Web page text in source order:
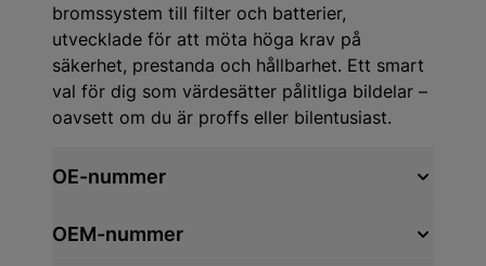
bromssystem till filter och batterier,
utvecklade för att möta höga krav på
säkerhet, prestanda och hållbarhet. Ett smart
val för dig som värdesätter pålitliga bildelar –
oavsett om du är proffs eller bilentusiast.
OE-nummer
OEM-nummer